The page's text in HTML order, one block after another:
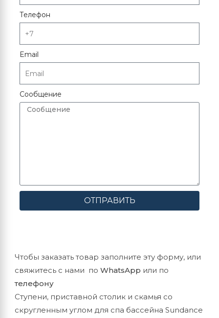
Телефон
Email
Сообщение
ОТПРАВИТЬ
Чтобы заказать товар заполните эту форму, или
свяжитесь с нами по WhatsApp или по
телефону
Ступени, приставной столик и скамья со
скругленным углом для спа бассейна Sundance